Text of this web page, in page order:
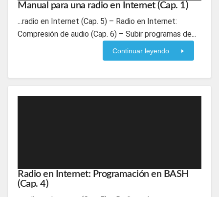
Manual para una radio en Internet (Cap. 1)
...radio en Internet (Cap. 5) – Radio en Internet:
Compresión de audio (Cap. 6) – Subir programas de...
Continuar leyendo
Radio en Internet: Programación en BASH
(Cap. 4)